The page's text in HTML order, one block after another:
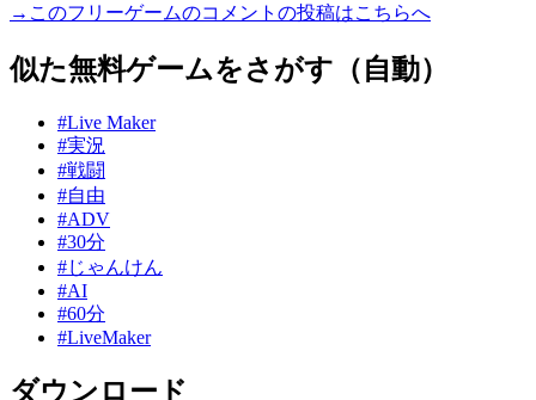
→このフリーゲームのコメントの投稿はこちらへ
似た無料ゲームをさがす（自動）
#Live Maker
#実況
#戦闘
#自由
#ADV
#30分
#じゃんけん
#AI
#60分
#LiveMaker
ダウンロード